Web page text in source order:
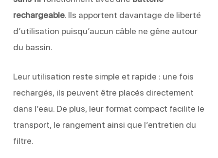
rechargeable. Ils apportent davantage de liberté
d’utilisation puisqu’aucun câble ne gêne autour
du bassin.
Leur utilisation reste simple et rapide : une fois
rechargés, ils peuvent être placés directement
dans l’eau. De plus, leur format compact facilite le
transport, le rangement ainsi que l’entretien du
filtre.